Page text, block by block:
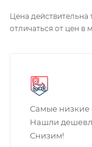
Цена действительна
отличаться от цен в
Самые низкие
Нашли
Снизим!